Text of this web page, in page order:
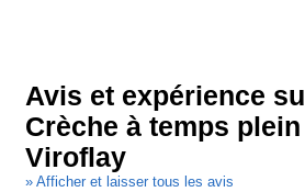
Avis et expérience
Crèche à temps
Viroflay
» Afficher et laisser tous les avis